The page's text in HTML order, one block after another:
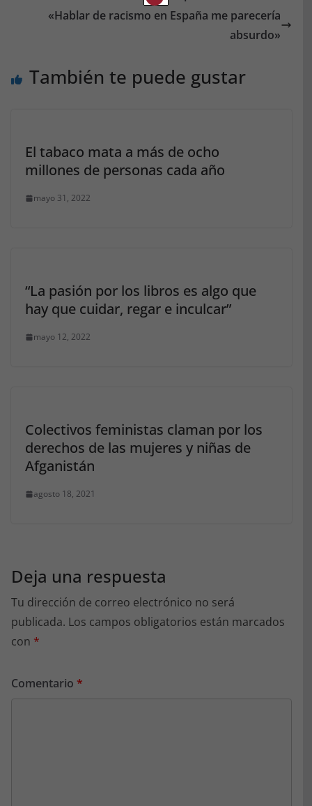
«Hablar de racismo en España me parecería
absurdo»
También te puede gustar
El tabaco mata a más de ocho
millones de personas cada año
mayo 31, 2022
“La pasión por los libros es algo que
hay que cuidar, regar e inculcar”
mayo 12, 2022
Colectivos feministas claman por los
derechos de las mujeres y niñas de
Afganistán
agosto 18, 2021
Deja una respuesta
Tu dirección de correo electrónico no será
publicada. Los campos obligatorios están marcados
con *
Comentario *